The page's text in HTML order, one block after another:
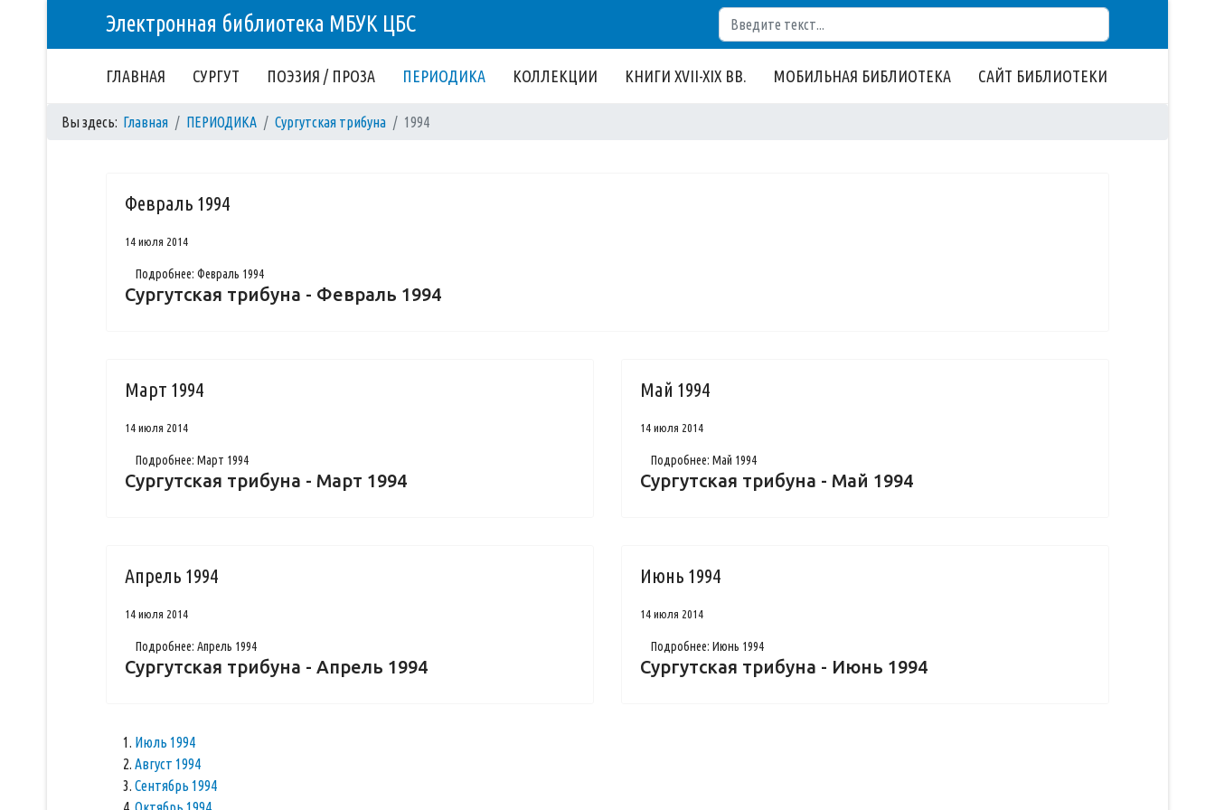
Электронная библиотека МБУК ЦБС
ГЛАВНАЯ СУРГУТ ПОЭЗИЯ / ПРОЗА ПЕРИОДИКА КОЛЛЕКЦИИ КНИГИ XVII-XIX ВВ. МОБИЛЬНАЯ БИБЛИОТЕКА САЙТ БИБЛИОТЕКИ
Вы здесь: Главная ПЕРИОДИКА Сургутская трибуна 1994
Февраль 1994
14 июля 2014
Подробнее: Февраль 1994
Сургутская трибуна - Февраль 1994
Март 1994
14 июля 2014
Подробнее: Март 1994
Сургутская трибуна - Март 1994
Май 1994
14 июля 2014
Подробнее: Май 1994
Сургутская трибуна - Май 1994
Апрель 1994
14 июля 2014
Подробнее: Апрель 1994
Сургутская трибуна - Апрель 1994
Июнь 1994
14 июля 2014
Подробнее: Июнь 1994
Сургутская трибуна - Июнь 1994
Июль 1994
Август 1994
Сентябрь 1994